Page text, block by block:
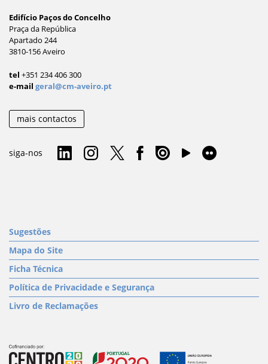
Edifício Paços do Concelho
Praça da República
Apartado 244
3810-156 Aveiro
tel +351 234 406 300
e-mail geral@cm-aveiro.pt
mais contactos
siga-nos
Sugestões
Mapa do Site
Ficha Técnica
Política de Privacidade e Segurança
Livro de Reclamações